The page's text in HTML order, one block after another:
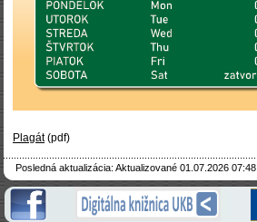
Plagát(pdf)
Posledná aktualizácia: Aktualizované 01.07.2026 07:48